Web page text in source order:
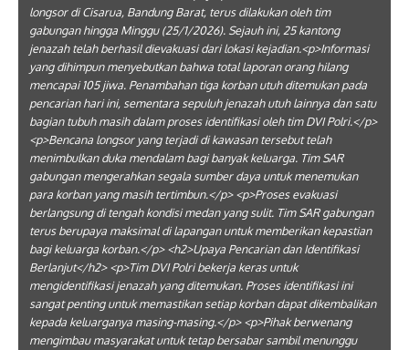
longsor di Cisarua, Bandung Barat, terus dilakukan oleh tim
gabungan hingga Minggu (25/1/2026). Sejauh ini, 25 kantong
jenazah telah berhasil dievakuasi dari lokasi kejadian.<p>Informasi
yang dihimpun menyebutkan bahwa total laporan orang hilang
mencapai 105 jiwa. Penambahan tiga korban utuh ditemukan pada
pencarian hari ini, sementara sepuluh jenazah utuh lainnya dan satu
bagian tubuh masih dalam proses identifikasi oleh tim DVI Polri.</p>
<p>Bencana longsor yang terjadi di kawasan tersebut telah
menimbulkan duka mendalam bagi banyak keluarga. Tim SAR
gabungan mengerahkan segala sumber daya untuk menemukan
para korban yang masih tertimbun.</p> <p>Proses evakuasi
berlangsung di tengah kondisi medan yang sulit. Tim SAR gabungan
terus berupaya maksimal di lapangan untuk memberikan kepastian
bagi keluarga korban.</p> <h2>Upaya Pencarian dan Identifikasi
Berlanjut</h2> <p>Tim DVI Polri bekerja keras untuk
mengidentifikasi jenazah yang ditemukan. Proses identifikasi ini
sangat penting untuk memastikan setiap korban dapat dikembalikan
kepada keluarganya masing-masing.</p> <p>Pihak berwenang
mengimbau masyarakat untuk tetap bersabar sambil menunggu